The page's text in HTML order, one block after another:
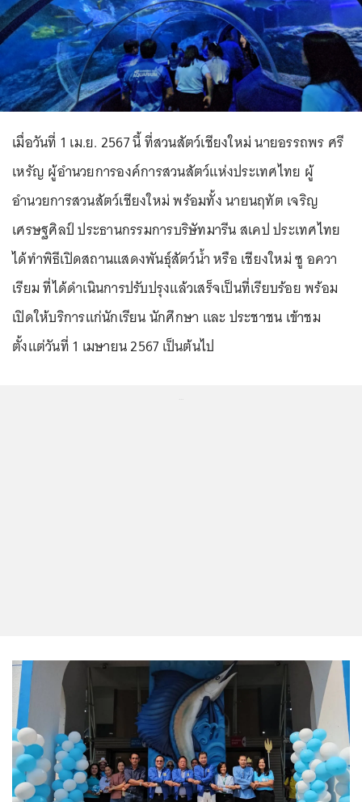
เมื่อวันที่ 1 เม.ย. 2567 นี้ ที่สวนสัตว์เชียงใหม่ นายอรรถพร ศรี
เหรัญ ผู้อำนวยการองค์การสวนสัตว์แห่งประเทศไทย ผู้
อำนวยการสวนสัตว์เชียงใหม่ พร้อมทั้ง นายนฤทัต เจริญ
เศรษฐศิลป์ ประธานกรรมการบริษัทมารีน สเคป ประเทศไทย
ได้ทำพิธีเปิดสถานแสดงพันธุ์สัตว์น้ำ หรือ เชียงใหม่ ซู อควา
เรียม ที่ได้ดำเนินการปรับปรุงแล้วเสร็จเป็นที่เรียบร้อย พร้อม
เปิดให้บริการแก่นักเรียน นักศึกษา และ ประชาชน เข้าชม
ตั้งแต่วันที่ 1 เมษายน 2567 เป็นต้นไป